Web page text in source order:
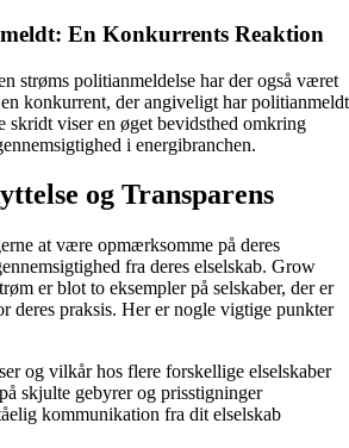
En Konkurrents Reaktion
strøms politianmeldelse har der også været
konkurrent, der angiveligt har politianmeldt
skridt viser en øget bevidsthed omkring
i energibranchen.
og Transparens
at være opmærksomme på deres
fra deres elselskab. Grow
er blot to eksempler på selskaber, der er
deres praksis. Her er nogle vigtige punkter
og vilkår hos flere forskellige elselskaber
skjulte gebyrer og prisstigninger
kommunikation fra dit elselskab